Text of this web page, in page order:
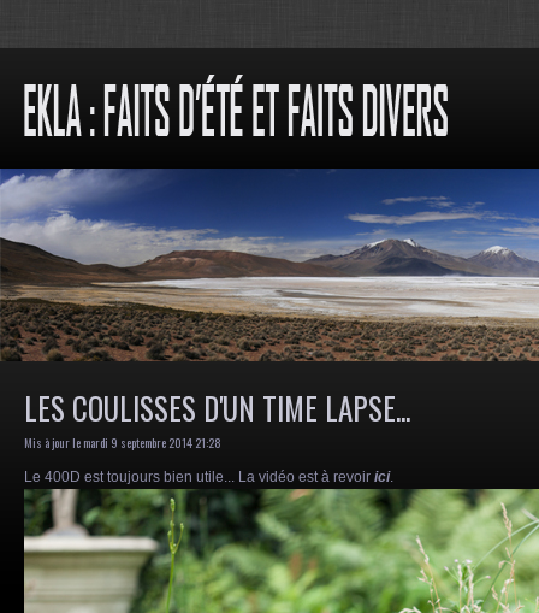
LES COULISSES D'UN TIME LAPSE...
Mis à jour le mardi 9 septembre 2014 21:28
Le 400D est toujours bien utile... La vidéo est à revoir ici.